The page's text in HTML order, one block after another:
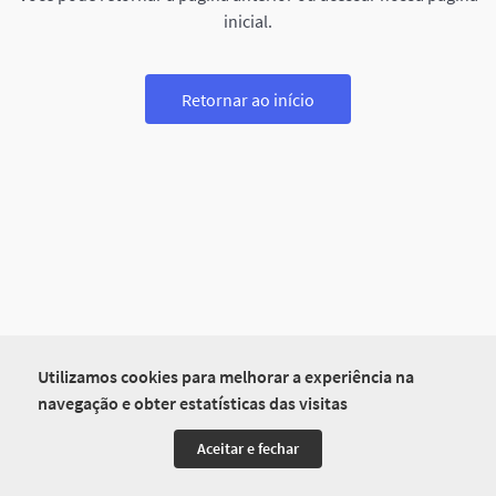
Utilizamos cookies para melhorar a experiência na
navegação e obter estatísticas das visitas
Aceitar e fechar
inicial.
Retornar ao início